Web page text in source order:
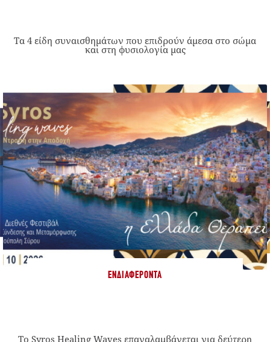
Τα 4 είδη συναισθημάτων που επιδρούν άμεσα στο σώμα
και στη φυσιολογία μας
ΕΝΔΙΑΦΈΡΟΝΤΑ
Το Syros Healing Waves επαναλαμβάνεται για δεύτερη